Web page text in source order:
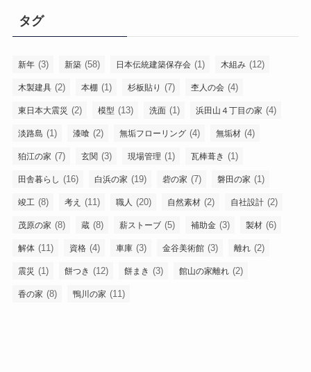
タグ
新年 (3) 新築 (58) 日本伝統建築保存会 (1) 木組み (12)
木製建具 (2) 本棚 (1) 杉板貼り (7) 杢人の会 (4)
東日本大震災 (2) 模型 (13) 洗面 (1) 浜田山４丁目の家 (4)
淡路島 (1) 漆喰 (2) 無垢フローリング (4) 無垢材 (4)
狛江の家 (7) 玄関 (3) 現場管理 (1) 瓦棒葺き (1)
田舎暮らし (16) 白浜の家 (19) 砦の家 (7) 磐田の家 (1)
竣工 (8) 考え (11) 職人 (20) 自然素材 (2) 自社設計 (2)
茂原の家 (8) 蔵 (8) 薪ストーブ (5) 補助金 (3) 製材 (6)
解体 (11) 資格 (4) 車庫 (3) 金谷美術館 (3) 離れ (2)
震災 (1) 餅つき (12) 餅まき (3) 館山の家離れ (2)
香の家 (8) 鴨川の家 (11)